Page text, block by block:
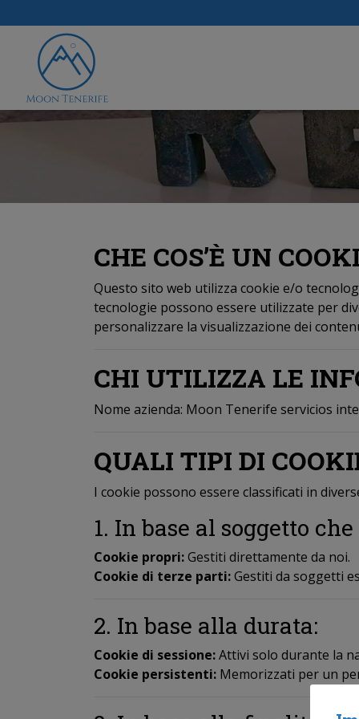
CHE COS’È UN
Questo sito web utilizza cookie e/o
tecnologie possono essere utilizzate per
personalizzare la visualizzazione dei
CHI UTILIZZA LE
Nome azienda: Moon Tenerife servicios
QUALI TIPI DI
I cookie possono essere classificati in
1. In base al soggetto
Cookie propri:Gestiti direttamente da noi.
Cookie di terze parti:Gestiti da soggetti
2. In base alla durata:
Cookie di sessione:Attivi solo durante la
Cookie persistenti: Memorizzati per un